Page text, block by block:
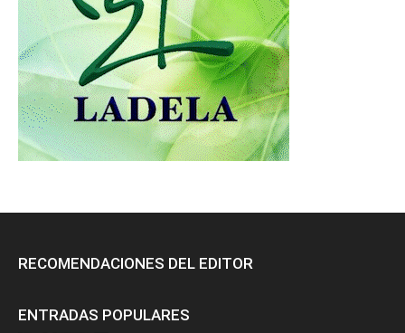
RECOMENDACIONES DEL EDITOR
ENTRADAS POPULARES